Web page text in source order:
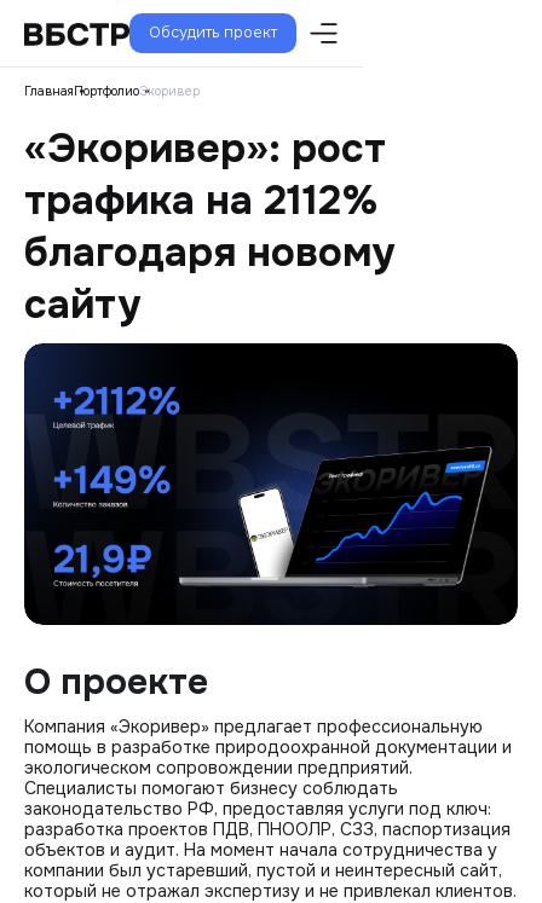
Обсудить проект
ГлавнаяПортфолиоЭкоривер
«Экоривер»: рост
трафика на 2112%
благодаря новому
сайту
О проекте
Компания «Экоривер» предлагает профессиональную
помощь в разработке природоохранной документации и
экологическом сопровождении предприятий.
Специалисты помогают бизнесу соблюдать
законодательство РФ, предоставляя услуги под ключ:
разработка проектов ПДВ, ПНООЛР, СЗЗ, паспортизация
объектов и аудит. На момент начала сотрудничества у
компании был устаревший, пустой и неинтересный сайт,
который не отражал экспертизу и не привлекал клиентов.